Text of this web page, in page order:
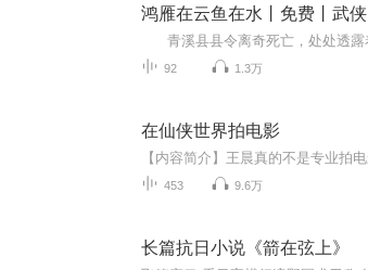
鸿雁在云鱼在水丨免费丨武侠
92 1.3万
在仙侠世界拍电影
453 9.6万
长篇抗日小说《箭在弦上》